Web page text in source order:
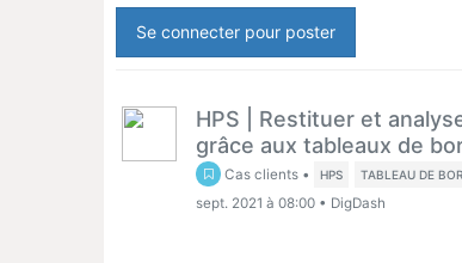
Se connecter pour poster
HPS | Restituer et
grâce aux tableaux de
Cas clients • HPS TABLEAU DE
sept. 2021 à 08:00 • DigDash